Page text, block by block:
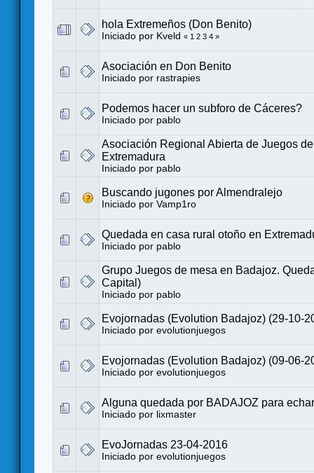
hola Extremeños (Don Benito)
Iniciado por Kveld « 1 2 3 4 »
Asociación en Don Benito
Iniciado por rastrapies
Podemos hacer un subforo de Cáceres?
Iniciado por pablo
Asociación Regional Abierta de Juegos
Extremadura
Iniciado por pablo
Buscando jugones por Almendralejo
Iniciado por Vamp1ro
Quedada en casa rural otoño en
Iniciado por pablo
Grupo Juegos de mesa en Badajoz.
Capital)
Iniciado por pablo
Evojornadas (Evolution Badajoz) (29-10-
Iniciado por evolutionjuegos
Evojornadas (Evolution Badajoz) (09-06-
Iniciado por evolutionjuegos
Alguna quedada por BADAJOZ para
Iniciado por lixmaster
EvoJornadas 23-04-2016
Iniciado por evolutionjuegos